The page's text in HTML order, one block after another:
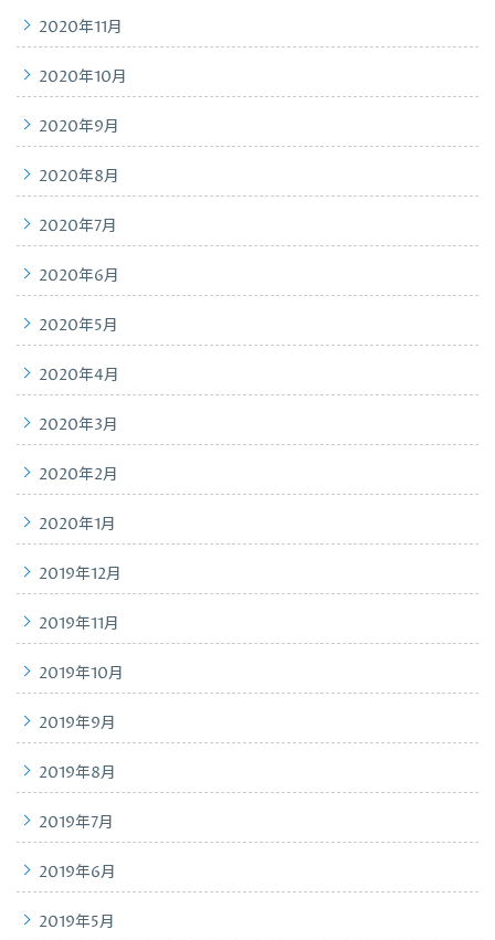
2020年11月
2020年10月
2020年9月
2020年8月
2020年7月
2020年6月
2020年5月
2020年4月
2020年3月
2020年2月
2020年1月
2019年12月
2019年11月
2019年10月
2019年9月
2019年8月
2019年7月
2019年6月
2019年5月